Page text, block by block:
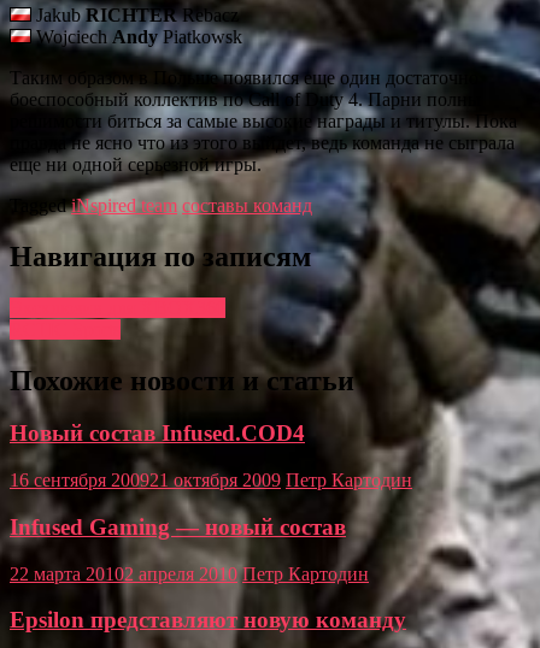
JakubRICHTERRebacz
Wojciech AndyPiatkowsk
Таким образом в Польше появился еще один достаточно
боеспособный коллектив по Call of Duty 4. Парни полны
решимости биться за самые высокие награды и титулы. Пока
правда не ясно что из этого выйдет, ведь команда не сыграла
еще ни одной серьезной игры.
TaggediNspired team составы команд
Навигация по записям
Похожие новости и статьи
Новый состав Infused.COD4
16 сентября 200921 октября 2009 Петр Картодин
Infused Gaming — новый состав
22 марта 20102 апреля 2010 Петр Картодин
Epsilon представляют новую команду